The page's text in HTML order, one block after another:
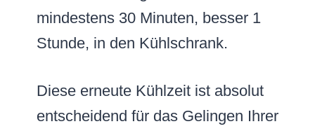
mindestens 30 Minuten, besser 1
Stunde, in den Kühlschrank.
Diese erneute Kühlzeit ist absolut
entscheidend für das Gelingen Ihrer